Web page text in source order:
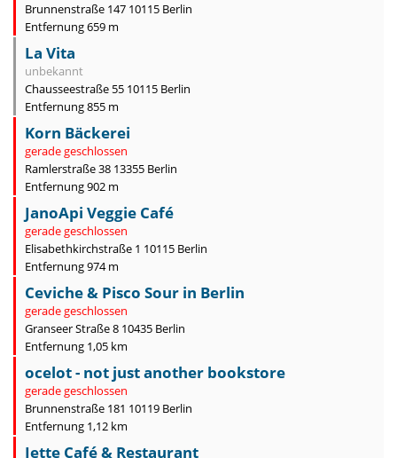
Brunnenstraße 147 10115 Berlin
Entfernung 659 m
La Vita
unbekannt
Chausseestraße 55 10115 Berlin
Entfernung 855 m
Korn Bäckerei
gerade geschlossen
Ramlerstraße 38 13355 Berlin
Entfernung 902 m
JanoApi Veggie Café
gerade geschlossen
Elisabethkirchstraße 1 10115 Berlin
Entfernung 974 m
Ceviche & Pisco Sour in Berlin
gerade geschlossen
Granseer Straße 8 10435 Berlin
Entfernung 1,05 km
ocelot - not just another bookstore
gerade geschlossen
Brunnenstraße 181 10119 Berlin
Entfernung 1,12 km
Jette Café & Restaurant